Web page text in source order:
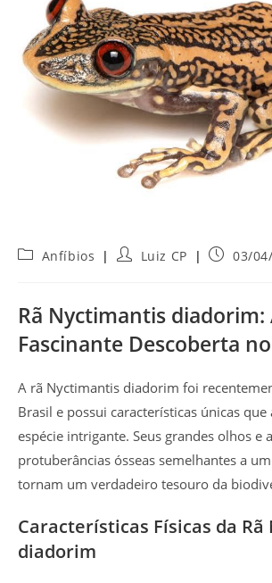
Categoria
Anfíbios
AutorLuiz CP
Post03/
Rã Nyctimantis diadorim:
Fascinante Descoberta
A rã Nyctimantis diadorim foi
Brasil e possui características únicas
espécie intrigante. Seus grandes olhos e
protuberâncias ósseas semelhantes a
tornam um verdadeiro tesouro da
Características Físicas da
diadorim